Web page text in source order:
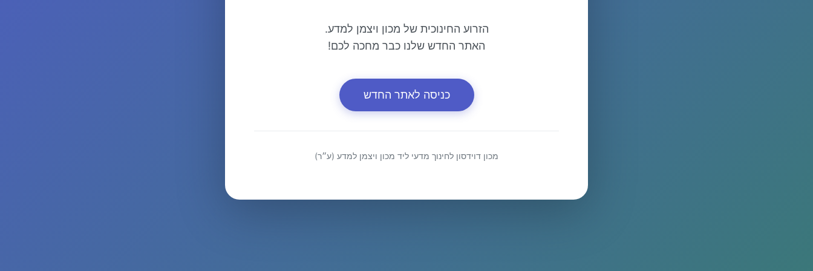
הזרוע החינוכית של מכון ויצמן למדע.
האתר החדש שלנו כבר מחכה לכם!
כניסה לאתר החדש
מכון דוידסון לחינוך מדעי ליד מכון ויצמן למדע (ע״ר)